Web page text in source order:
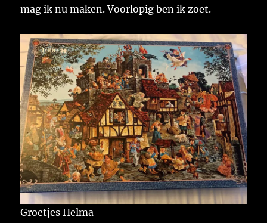
mag ik nu maken. Voorlopig ben ik zoet.
Groetjes Helma